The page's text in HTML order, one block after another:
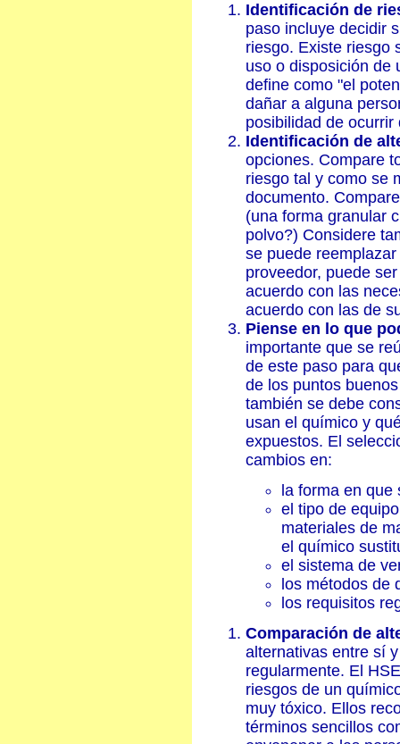
Identificación de
paso incluye decidir
riesgo. Existe riesgo
uso o disposición de
define como "el
dañar a alguna
posibilidad de ocurrir
Identificación de
opciones. Compare
riesgo tal y como se
documento.
(una forma granular
polvo?) Considere
se puede
proveedor, puede
acuerdo con las
acuerdo con las de
Piense en lo que
importante que se
de este paso para
de los puntos
también se debe
usan el químico y
expuestos. El
cambios en:
la forma en
el tipo de
materiales de
el químico
el sistema de
los métodos de
los requisitos
Comparación de
alternativas entre sí
regularmente. El
riesgos de un
muy tóxico. Ellos
términos sencillos